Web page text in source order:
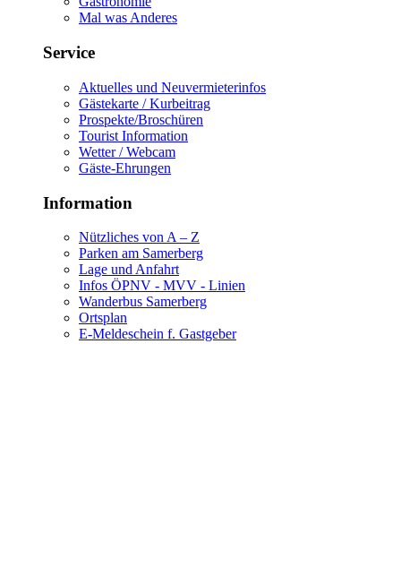
Mal was Anderes
Service
Aktuelles und Neuvermieterinfos
Gästekarte / Kurbeitrag
Prospekte/Broschüren
Tourist Information
Wetter / Webcam
Gäste-Ehrungen
Information
Nützliches von A – Z
Parken am Samerberg
Lage und Anfahrt
Infos ÖPNV - MVV - Linien
Wanderbus Samerberg
Ortsplan
E-Meldeschein f. Gastgeber